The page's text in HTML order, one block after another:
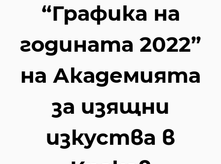
“Графика на
годината 2022”
на Академията
за изящни
изкуства в